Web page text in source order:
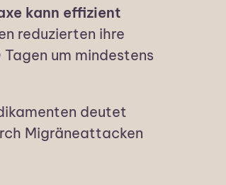
kann effizient
reduzierten ihre
um mindestens
deutet
Migräneattacken